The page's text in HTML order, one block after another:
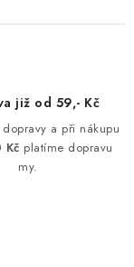
již od 59,- Kč
a při nákupu
Kč platíme dopravu
my.